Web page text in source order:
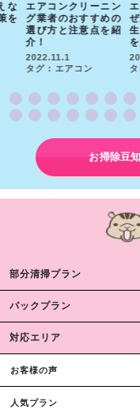
な
を
エアコンクリーニン
グ業者のおすすめの
選び方と注意点を紹
介！
2022.11.1
タグ : エアコン
お掃除豆
部分清掃プラン
パックプラン
対応エリア
お客様の声
人気プラン